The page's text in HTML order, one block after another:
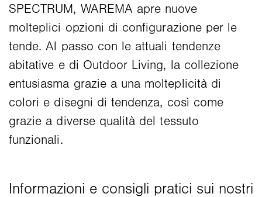
SPECTRUM, WAREMA apre nuove
molteplici opzioni di configurazione per le
tende. Al passo con le attuali tendenze
abitative e di Outdoor Living, la collezione
entusiasma grazie a una molteplicità di
colori e disegni di tendenza, così come
grazie a diverse qualità del tessuto
funzionali.